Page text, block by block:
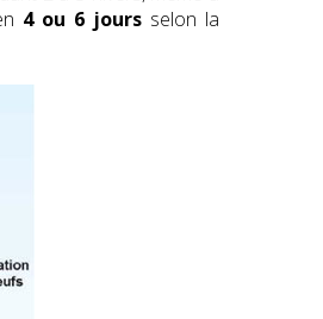
4 ou 6 joursselon la